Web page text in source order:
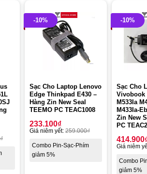
₫
-10%
Sạc Cho Laptop Lenovo
Edge Thinkpad E430 –
Hàng Zin New Seal
TEEMO PC TEAC1008
233.100₫
Giá niêm yết: 259.000₫
Combo Pin-Sạc-Phím
giảm 5%
-10%
Sạc Cho
Vivobook
M533Ia
M433Ia-
Zin New
PC
414.900
Giá niêm
Combo
giảm 5%